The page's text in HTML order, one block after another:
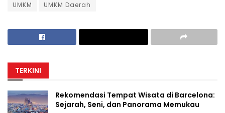
UMKM
UMKM Daerah
TERKINI
Rekomendasi Tempat Wisata di Barcelona:
Sejarah, Seni, dan Panorama Memukau